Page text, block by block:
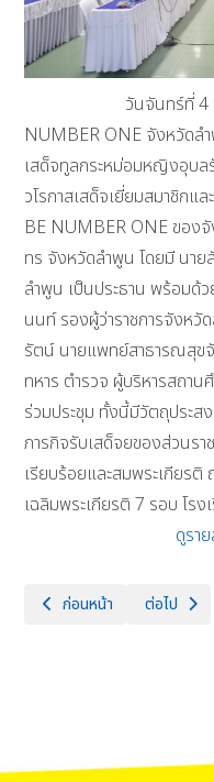
วันจันทร์ที่ 4 พฤศจิก
NUMBER ONE จังหวัดล
เสด็จทูลกระหม่อมหญิงอุบ
วโรกาสเสด็จเยี่ยมสมาชิกแ
BE NUMBER ONE ของ
ทร จังหวัดลำพูน โดยมี นาย
ลำพูน เป็นประธาน พร้อมด้
นนท์ รองผู้ว่าราชการจังห
รัตน์ นายแพทย์สาธารณสุข
ทหาร ตำรวจ ผู้บริหารสถาน
ร่วมประชุม ทั้งนี้มีวัตถุประส
ภารกิจรับเสด็จยของส่วนรา
เรียบร้อยและสมพระเกียร
เฉลิมพระเกียรติ 7 รอบ โร
ดูรา
เนื้อหาก่อนหน้า: พิธีทำบุญวั
ก่อนหน้า เนื้อหาถัด
ต่อไป